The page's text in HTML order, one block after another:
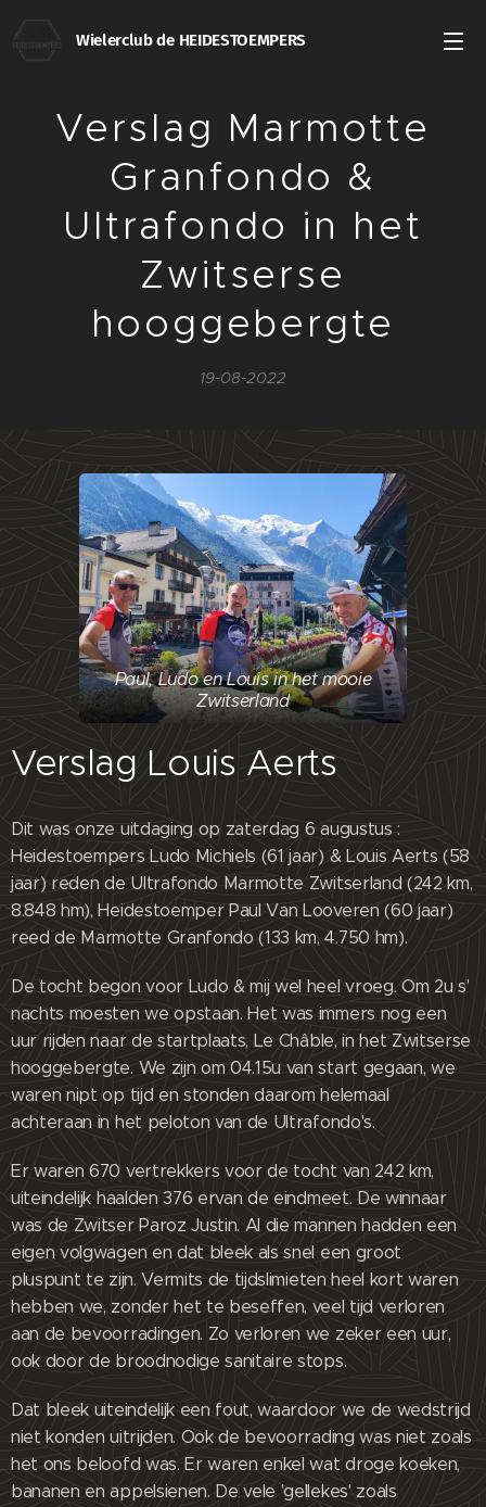
Wielerclub de HEIDESTOEMPERS
Verslag Marmotte
Granfondo &
Ultrafondo in het
Zwitserse
hooggebergte
19-08-2022
Paul, Ludo en Louis in het mooie
Zwitserland
Verslag Louis Aerts
Dit was onze uitdaging op zaterdag 6 augustus :
Heidestoempers Ludo Michiels (61 jaar) & Louis Aerts (58
jaar) reden de Ultrafondo Marmotte Zwitserland (242 km,
8.848 hm), Heidestoemper Paul Van Looveren (60 jaar)
reed de Marmotte Granfondo (133 km, 4.750 hm).
De tocht begon voor Ludo & mij wel heel vroeg. Om 2u s'
nachts moesten we opstaan. Het was immers nog een
uur rijden naar de startplaats, Le Châble, in het Zwitserse
hooggebergte. We zijn om 04.15u van start gegaan, we
waren nipt op tijd en stonden daarom helemaal
achteraan in het peloton van de Ultrafondo's.
Er waren 670 vertrekkers voor de tocht van 242 km,
uiteindelijk haalden 376 ervan de eindmeet. De winnaar
was de Zwitser Paroz Justin. Al die mannen hadden een
eigen volgwagen en dat bleek als snel een groot
pluspunt te zijn. Vermits de tijdslimieten heel kort waren
hebben we, zonder het te beseffen, veel tijd verloren
aan de bevoorradingen. Zo verloren we zeker een uur,
ook door de broodnodige sanitaire stops.
Dat bleek uiteindelijk een fout, waardoor we de wedstrijd
niet konden uitrijden. Ook de bevoorrading was niet zoals
het ons beloofd was. Er waren enkel wat droge koeken,
bananen en appelsienen. De vele 'gellekes' zoals